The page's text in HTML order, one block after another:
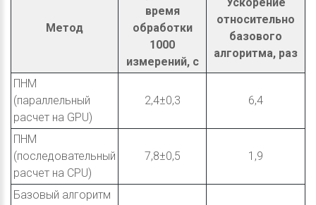
Метод
время
обработки
1000
измерений, с
относительно
базового
алгоритма, раз
ПНМ
(параллельный
расчет на GPU)
2,4±0,3 6,4
ПНМ
(последовательный
расчет на CPU)
7,8±0,5 1,9
Базовый алгоритм